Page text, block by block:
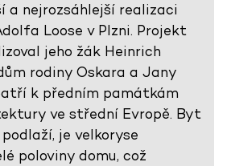
a nejrozsáhlejší realizaci
Loose v Plzni. Projekt
jeho žák Heinrich
rodiny Oskara a Jany
k předním památkám
ve střední Evropě. Byt
je velkoryse
poloviny domu, což